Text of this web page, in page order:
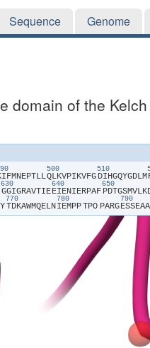
Sequence Genome
of the
​I​​F​​M​​N​​E​​P​​T​​L​​L​
500
​Q​​L​​K​​V​​P​​I​​K​​V​​F​​G​
510
​D​​I​​H​​G​​Q​​Y​​G​​D​​L​​M​
630
​G​​G​​I​​G​​R​​A​​V​​T​​I​​E​
640
​E​​I​​E​​N​​I​​E​​R​​P​​A​​F​
650
​P​​D​​T​​G​​S​​M​​V​​L​​K​
​Y​
770
​T​​D​​K​​A​​W​​M​​Q​​E​​L​​N​
780
​I​​E​​M​​P​​P​​TPO​ ​P​​A​​R​​G​
790
​E​​S​​S​​E​​A​​A​